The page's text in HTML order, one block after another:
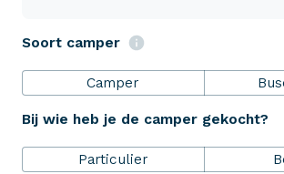
Soort camper
Camper
Bij wie heb je de camper gekocht?
Particulier
Over Aveco